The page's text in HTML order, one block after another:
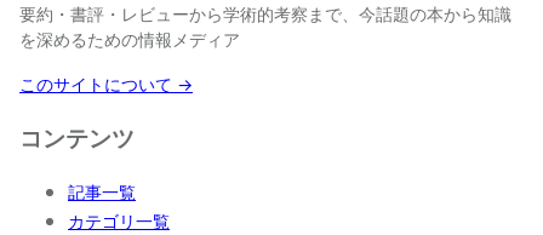
要約・書評・レビューから学術的考察まで、今話題の本から知識
を深めるための情報メディア
このサイトについて →
コンテンツ
記事一覧
カテゴリ一覧